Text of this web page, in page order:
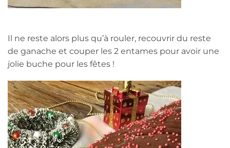
Il ne reste alors plus qu’à rouler, recouvrir du reste
de ganache et couper les 2 entames pour avoir une
jolie buche pour les fêtes !